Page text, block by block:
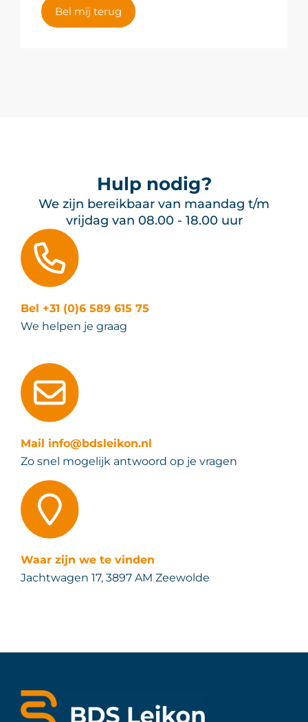
Bel mij terug
Hulp nodig?
We zijn bereikbaar van maandag t/m
vrijdag van 08.00 - 18.00 uur
Bel +31 (0)6 589 615 75
We helpen je graag
Mail info@bdsleikon.nl
Zo snel mogelijk antwoord op je vragen
Waar zijn we te vinden
Jachtwagen 17, 3897 AM Zeewolde